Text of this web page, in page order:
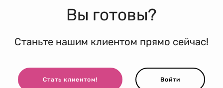
Вы готовы?
Станьте нашим клиентом прямо сейчас!
Стать клиентом! Войти